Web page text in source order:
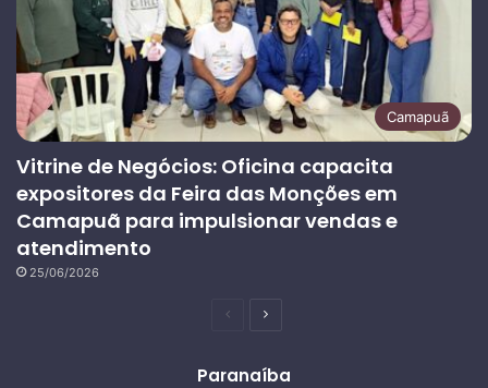
Camapuã
Vitrine de Negócios: Oficina capacita
expositores da Feira das Monções em
Camapuã para impulsionar vendas e
atendimento
25/06/2026
PáginaPróxima
Paranaíba